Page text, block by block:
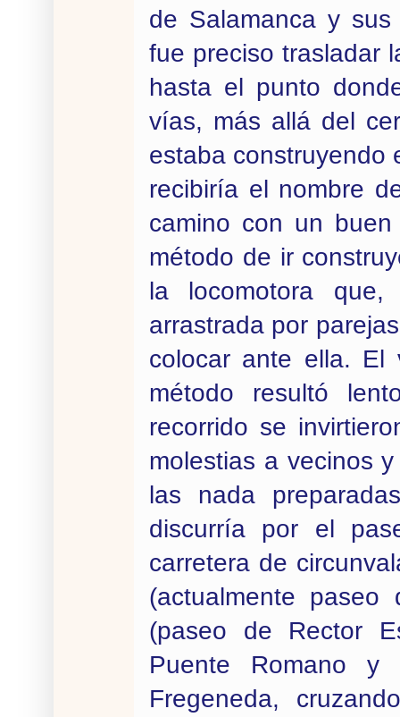
de Salamanca y
fue preciso trasladar
hasta el punto
vías, más allá del
estaba construyendo
recibiría el nombre
camino con un
método de ir
la locomotora
arrastrada por
colocar ante ella.
método resultó
recorrido se
molestias a vecinos
las nada
discurría por el
carretera de
(actualmente
(paseo de Rector
Puente Romano
Fregeneda,